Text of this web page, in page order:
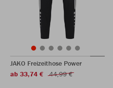
JAKO Freizeithose Power
ab 33,74 €
44,99 €